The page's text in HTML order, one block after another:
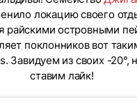
локацию своего
райскими островными
поклонников вот
Завидуем из своих -20°,
ставим лайк!